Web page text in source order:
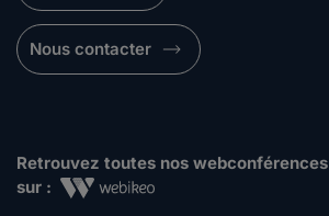
Nous contacter
Retrouvez toutes nos webconférences
sur :